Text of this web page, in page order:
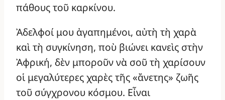
πάθους τοῦ καρκίνου.
Ἀδελφοί μου ἀγαπημένοι, αὐτὴ τὴ χαρὰ
καὶ τὴ συγκίνηση, ποὺ βιώνει κανεὶς στὴν
Ἀφρική, δὲν μποροῦν νὰ σοῦ τὴ χαρίσουν
οἱ μεγαλύτερες χαρὲς τῆς «ἄνετης» ζωῆς
τοῦ σύγχρονου κόσμου. Εἶναι